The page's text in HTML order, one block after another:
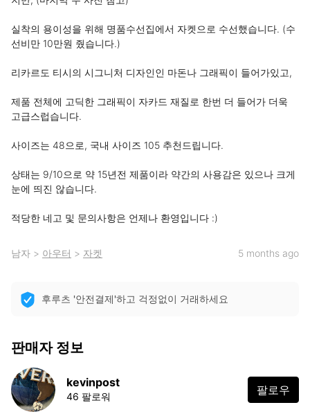
실착의 용이성을 위해 명품수선집에서 자켓으로 수선했습니다. (수
선비만 10만원 줬습니다.)
리카르도 티시의 시그니처 디자인인 마돈나 그래픽이 들어가있고,
제품 전체에 고딕한 그래픽이 자카드 재질로 한번 더 들어가 더욱
고급스럽습니다.
사이즈는 48으로, 국내 사이즈 105 추천드립니다.
상태는 9/10으로 약 15년전 제품이라 약간의 사용감은 있으나 크게
눈에 띄진 않습니다.
적당한 네고 및 문의사항은 언제나 환영입니다 :)
남자 > 아우터 > 자켓 5 months ago
후루츠 '안전결제'하고 걱정없이 거래하세요
판매자 정보
kevinpost
46 팔로워 팔로우